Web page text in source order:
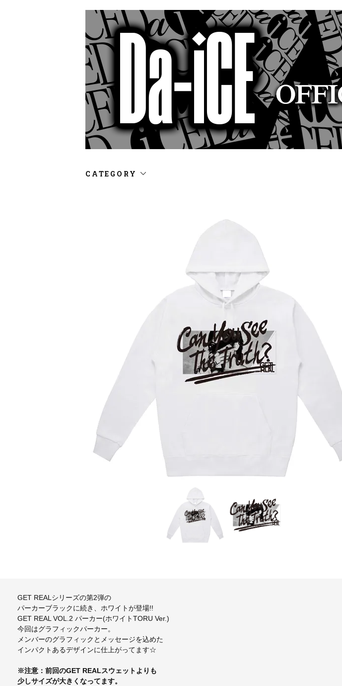
CATEGORY
GET REALシリーズの第2弾の
パーカーブラックに続き、ホワイトが登場!!
GET REAL VOL.2 パーカー(ホワイトTORU Ver.)
今回はグラフィックパーカー。
メンバーのグラフィックとメッセージを込めた
インパクトあるデザインに仕上がってます☆
※注意：前回のGET REALスウェットよりも
少しサイズが大きくなってます。